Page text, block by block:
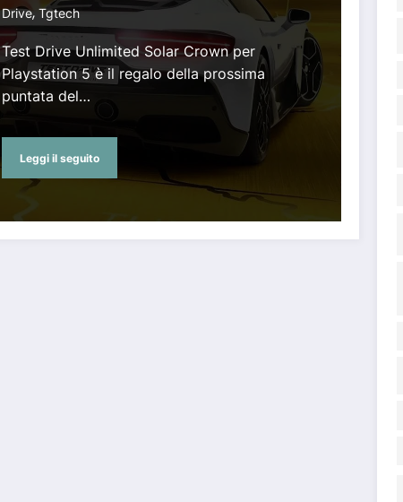
Drive, Tgtech
Test Drive Unlimited Solar Crown per
Playstation 5 è il regalo della prossima
puntata del…
Leggi il seguito